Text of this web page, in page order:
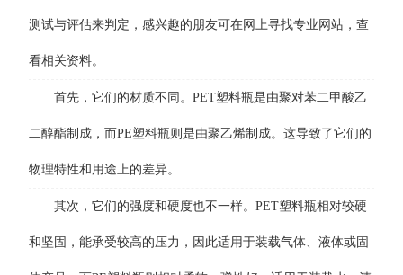
测试与评估来判定，感兴趣的朋友可在网上寻找专业网站，查
看相关资料。
首先，它们的材质不同。PET塑料瓶是由聚对苯二甲酸乙
二醇酯制成，而PE塑料瓶则是由聚乙烯制成。这导致了它们的
物理特性和用途上的差异。
其次，它们的强度和硬度也不一样。PET塑料瓶相对较硬
和坚固，能承受较高的压力，因此适用于装载气体、液体或固